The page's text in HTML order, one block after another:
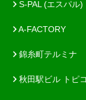
S-PAL (エスパル)
A-FACTORY
錦糸町テルミナ
秋田駅ビル トピ